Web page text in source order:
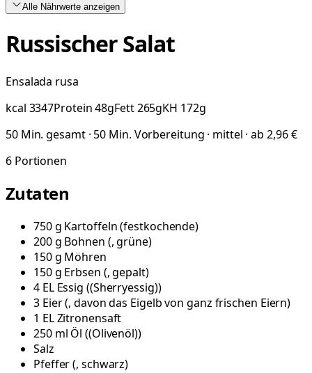
Alle Nährwerte anzeigen
Russischer Salat
Ensalada rusa
kcal 3347Protein48gFett265gKH 172g
50 Min. gesamt · 50 Min. Vorbereitung · mittel · ab 2,96 €
6 Portionen
Zutaten
750g Kartoffeln(festkochende)
200g Bohnen (, grüne)
150g Möhren
150g Erbsen (, gepalt)
4 EL Essig ((Sherryessig))
3 Eier(, davon das Eigelb von ganz frischen Eiern)
1 ELZitronensaft
250 ml Öl ((Olivenöl))
Salz
Pfeffer(, schwarz)